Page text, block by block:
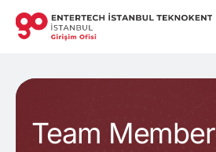
Team Member